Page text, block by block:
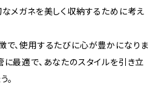
なメガネを美しく収納するために考え
で、使用するたびに心が豊かになりま
最適で、あなたのスタイルを引き立
。